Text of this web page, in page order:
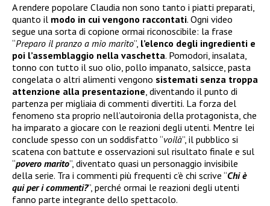
A rendere popolare Claudia non sono tanto i piatti preparati,
quanto il modo in cui vengono raccontati. Ogni video
segue una sorta di copione ormai riconoscibile: la frase
“Preparo il pranzo a mio marito”, l’elenco degli ingredienti e
poi l’assemblaggio nella vaschetta. Pomodori, insalata,
tonno con tutto il suo olio, pollo impanato, salsicce, pasta
congelata o altri alimenti vengono sistemati senza troppa
attenzione alla presentazione , diventando il punto di
partenza per migliaia di commenti divertiti. La forza del
fenomeno sta proprio nell’autoironia della protagonista, che
ha imparato a giocare con le reazioni degli utenti. Mentre lei
conclude spesso con un soddisfatto “voilà”, il pubblico si
scatena con battute e osservazioni sul risultato finale e sul
“povero marito”, diventato quasi un personaggio invisibile
della serie. Tra i commenti più frequenti c’è chi scrive “Chi è
qui per i commenti?”, perché ormai le reazioni degli utenti
fanno parte integrante dello spettacolo.